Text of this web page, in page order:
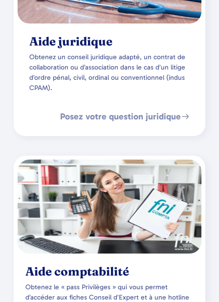
Aide juridique
Obtenez un conseil juridique adapté, un contrat de
collaboration ou d’association dans le cas d’un litige
d’ordre pénal, civil, ordinal ou conventionnel (indus
CPAM).
Posez votre question juridique
Aide comptabilité
Obtenez le « pass Privilèges » qui vous permet
d’accéder aux fiches Conseil d’Expert et à une hotline